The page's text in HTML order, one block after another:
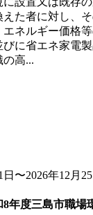
た者に対し、
ネルギー価格
に省エネ家電
高...
〜2026年12月25
年度三島市職場